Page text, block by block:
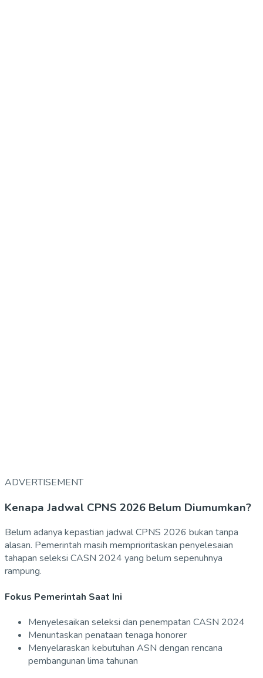
ADVERTISEMENT
Kenapa Jadwal CPNS 2026 Belum Diumumkan?
Belum adanya kepastian jadwal CPNS 2026 bukan tanpa
alasan. Pemerintah masih memprioritaskan penyelesaian
tahapan seleksi CASN 2024 yang belum sepenuhnya
rampung.
Fokus Pemerintah Saat Ini
Menyelesaikan seleksi dan penempatan CASN 2024
Menuntaskan penataan tenaga honorer
Menyelaraskan kebutuhan ASN dengan rencana
pembangunan lima tahunan